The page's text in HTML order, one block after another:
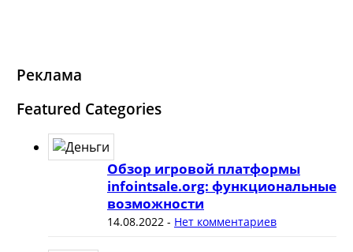
Реклама
Featured Categories
Обзор игровой платформы
infointsale.org: функциональные
возможности
14.08.2022- Нет комментариев